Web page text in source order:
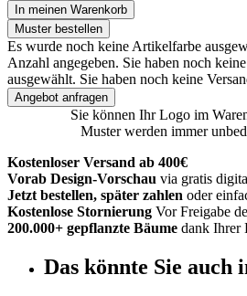
In meinen Warenkorb
Muster bestellen
Es wurde noch keine Artikelfarbe
Anzahl angegeben. Sie haben noch
ausgewählt. Sie haben noch keine
Angebot anfragen
Sie können Ihr Logo im
Muster werden immer
Kostenloser Versand ab 400€
Vorab Design-Vorschau via gratis
Jetzt bestellen, später zahlen oder
Kostenlose Stornierung Vor Freigabe
200.000+ gepflanzte Bäume dank Ihrer
Das könnte Sie auch